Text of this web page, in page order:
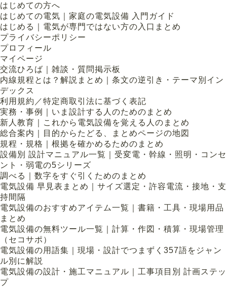
はじめての方へ
はじめての電気｜家庭の電気設備 入門ガイド
はじめる｜電気が専門ではない方の入口まとめ
プライバシーポリシー
プロフィール
マイページ
交流ひろば｜雑談・質問掲示板
内線規程とは？解説まとめ｜条文の逆引き・テーマ別イン
デックス
利用規約／特定商取引法に基づく表記
実務・事例｜いま設計する人のためのまとめ
新人教育｜これから電気設備を覚える人のまとめ
総合案内｜目的からたどる、まとめページの地図
規程・規格｜根拠を確かめるためのまとめ
設備別 設計マニュアル一覧｜受変電・幹線・照明・コンセ
ント・弱電の5シリーズ
調べる｜数字をすぐ引くためのまとめ
電気設備 早見表まとめ｜サイズ選定・許容電流・接地・支
持間隔
電気設備のおすすめアイテム一覧｜書籍・工具・現場用品
まとめ
電気設備の無料ツール一覧｜計算・作図・積算・現場管理
（セコサポ）
電気設備の用語集｜現場・設計でつまずく357語をジャン
ル別に解説
電気設備の設計・施工マニュアル｜工事項目別 計画ステッ
プ